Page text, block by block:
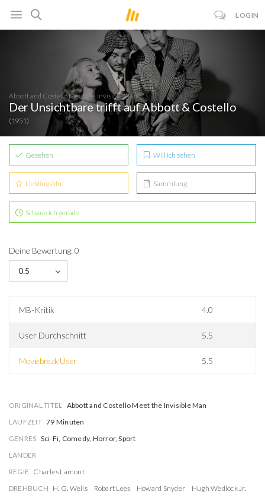
LOGIN
Abbott and Costello Meet the Invisible Man
Der Unsichtbare trifft auf Abbott & Costello
(1951)
Gesehen Will ich sehen
Lieblingsfilm Sammlung
Schaue ich gerade
Deine Bewertung: 0
0.5
MB-Kritik 4.0
User Durchschnitt 5.5
Moviebreak User 5.5
ORIGINAL TITEL Abbott and Costello Meet the Invisible Man
LAUFZEIT 79 Minuten
GENRES Sci-Fi, Comedy, Horror, Sport
LÄNDER
REGIE Charles Lamont
DREHBUCH H. G. Wells Robert Lees Howard Snyder
Hugh Wedlock Jr.